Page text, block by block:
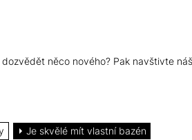
něco nového? Pak navštivte
Je skvělé mít vlastní bazén